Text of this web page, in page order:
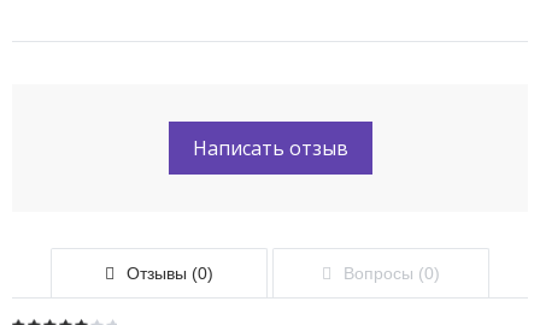
Написать отзыв
Отзывы (0) Вопросы (0)